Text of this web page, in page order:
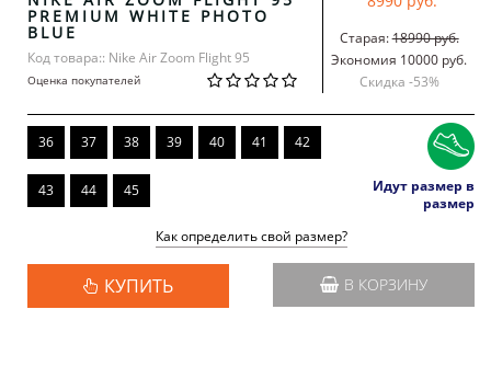
PREMIUM WHITE PHOTO
BLUE
Код товара:: Nike Air Zoom Flight 95
Оценка покупателей
Старая:18990 руб.
Экономия 10000 руб.
Скидка -53%
36 37 38 39 40 41 42
43 44 45
Идут размер в
размер
Как определить свой размер?
КУПИТЬ В КОРЗИНУ